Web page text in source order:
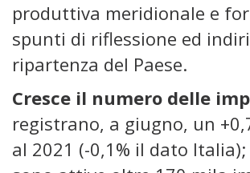
produttiva meridionale e
spunti di riflessione ed
ripartenza del Paese.
Cresce il numero delle
registrano, a giugno, un
al 2021 (-0,1% il dato